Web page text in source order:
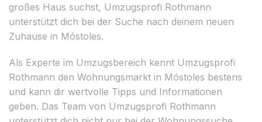
großes Haus suchst, Umzugsprofi Rothmann
unterstützt dich bei der Suche nach deinem neuen
Zuhause in Móstoles.
Als Experte im Umzugsbereich kennt Umzugsprofi
Rothmann den Wohnungsmarkt in Móstoles bestens
und kann dir wertvolle Tipps und Informationen
geben. Das Team von Umzugsprofi Rothmann